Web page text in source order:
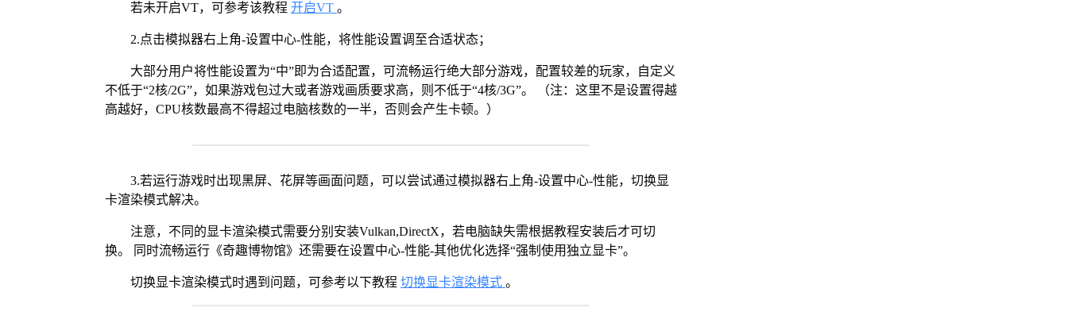
若未开启VT，可参考该教程 开启VT 。
2.点击模拟器右上角-设置中心-性能，将性能设置调至合适状态；
大部分用户将性能设置为“中”即为合适配置，可流畅运行绝大部分游戏，配置较差的玩家，自定义
不低于“2核/2G”，如果游戏包过大或者游戏画质要求高，则不低于“4核/3G”。 （注：这里不是设置得越
高越好，CPU核数最高不得超过电脑核数的一半，否则会产生卡顿。）
3.若运行游戏时出现黑屏、花屏等画面问题，可以尝试通过模拟器右上角-设置中心-性能，切换显
卡渲染模式解决。
注意，不同的显卡渲染模式需要分别安装Vulkan,DirectX，若电脑缺失需根据教程安装后才可切
换。 同时流畅运行《奇趣博物馆》还需要在设置中心-性能-其他优化选择“强制使用独立显卡”。
切换显卡渲染模式时遇到问题，可参考以下教程 切换显卡渲染模式 。